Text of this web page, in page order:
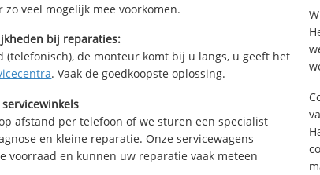
veel mogelijk mee voorkomen.
bij reparaties:
(telefonisch), de monteur komt bij u langs, u geeft het
. Vaak de goedkoopste oplossing.
servicewinkels
afstand per telefoon of we sturen een specialist
en kleine reparatie. Onze servicewagens
voorraad en kunnen uw reparatie vaak meteen